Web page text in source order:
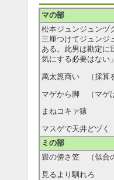
マの部
松本ジュンジュン
三厘つけてジュンジ
ある。此男は勘定に
気にする必要はない
萬太箆商い （採算
マゲから脚 （マゲ
まねコキァ猿
マスゲで天井どヅ
ミの部
簑の傍さ笠 （似合
見るより馴れろ